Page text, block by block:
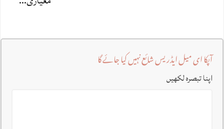
آپکا ای میل ایڈریس شائع نہیں کیا جائے گا
اپنا تبصرہ لکھیں